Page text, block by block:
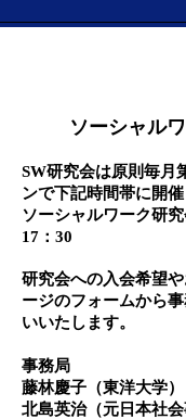
ソーシャル
SW研究会は原則毎月
ンで下記時間帯に開催
ソーシャルワーク研
17：30
研究会への入会希望
ージのフォームから
いいたします。
事務局
藤林慶子（東洋大学）
北島英治（元日本社会